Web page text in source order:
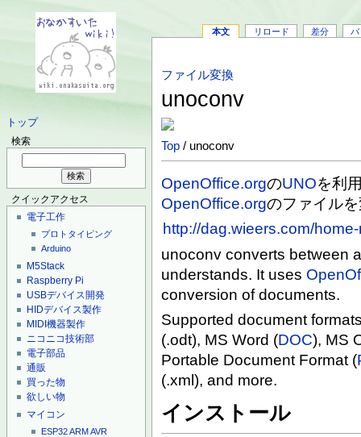
トップ
検索
クイックアクセス
電子工作
プロトタイピング
Arduino
M5Stack
Raspberry Pi
USBデバイス開発
HIDデバイス製作
MIDI機器製作
ニコニコ技術部
電子部品
通販
買った物
欲しい物
マイコン
ESP32ARMAVR
本文 リロード 差分 バ
ファイル変換
unoconv
Top / unoconv
OpenOffice.orgのUNOを利
OpenOffice.orgのファイル
http://dag.wieers.com/
unoconv converts between
understands. It uses
conversion of documents.
Supported document
(.odt), MS Word (DOC), MS
Portable Document Format (
(.xml), and more.
インストール